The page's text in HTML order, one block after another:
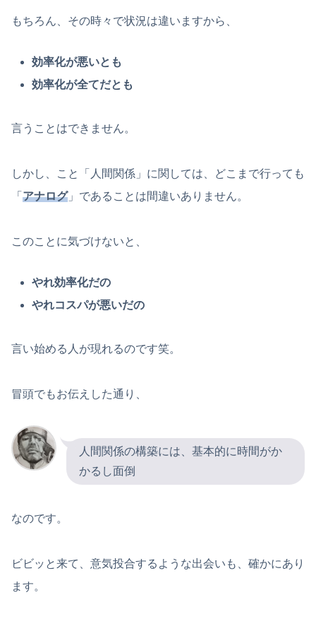
もちろん、その時々で状況は違いますから、
効率化が悪いとも
効率化が全てだとも
言うことはできません。
しかし、こと「人間関係」に関しては、どこまで行っても
「 アナログ」であることは間違いありません。
このことに気づけないと、
やれ効率化だの
やれコスパが悪いだの
言い始める人が現れるのです笑。
冒頭でもお伝えした通り、
人間関係の構築には、基本的に時間がか
かるし面倒
なのです。
ビビッと来て、意気投合するような出会いも、確かにあり
ます。